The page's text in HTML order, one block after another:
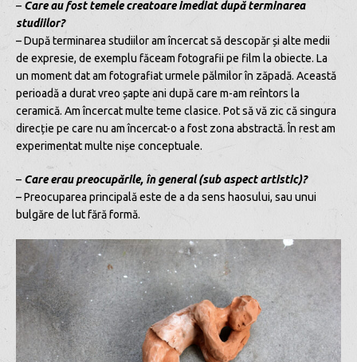
– Care au fost temele creatoare imediat după terminarea
studiilor?
– După terminarea studiilor am încercat să descopăr și alte medii
de expresie, de exemplu făceam fotografii pe film la obiecte. La
un moment dat am fotografiat urmele pălmilor în zăpadă. Această
perioadă a durat vreo șapte ani după care m-am reîntors la
ceramică. Am încercat multe teme clasice. Pot să vă zic că singura
direcție pe care nu am încercat-o a fost zona abstractă. În rest am
experimentat multe nișe conceptuale.
– Care erau preocupările, în general (sub aspect artistic)?
– Preocuparea principală este de a da sens haosului, sau unui
bulgăre de lut fără formă.